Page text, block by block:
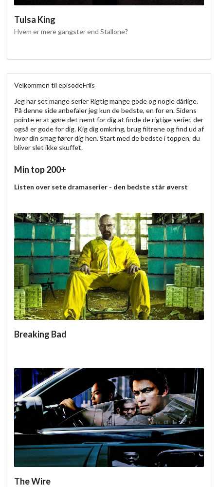
Tulsa King
Hvem er mere gangster end Stallone?
Velkommen til episodeFriis
Jeg har set mange serier Rigtig mange gode og nogle dårlige.
På denne side anbefaler jeg kun de bedste, en for en. Sidens
pointe er at gøre det nemt for dig at finde de rigtige serier, der
også er gode for dig. Kig dig omkring, brug filtrene og find ud af
hvor din smag fører dig hen. Start med de bedste i toppen, du
bliver slet ikke skuffet.
Min top 200+
Listen over sete dramaserier - den bedste står øverst
Breaking Bad
The Wire